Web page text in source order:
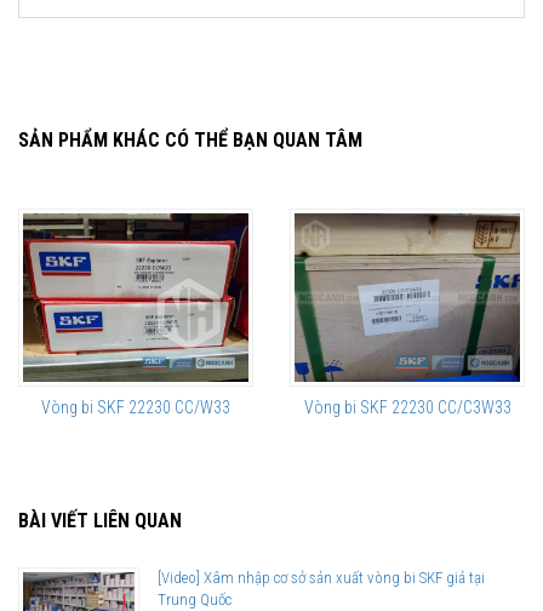
SẢN PHẨM KHÁC CÓ THỂ BẠN QUAN TÂM
Vòng bi SKF 22230 CC/W33 Vòng bi SKF 22230 CC/C3W33
BÀI VIẾT LIÊN QUAN
[Video] Xâm nhập cơ sở sản xuất vòng bi SKF giả tại
Trung Quốc